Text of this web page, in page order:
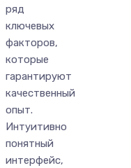
ряд
ключевых
факторов,
которые
гарантируют
качественный
опыт.
Интуитивно
понятный
интерфейс,